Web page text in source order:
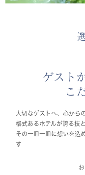
ゲスト
こ
大切なゲストへ、心から
格式あるホテルが誇る技
その一皿一皿に想いを込
す